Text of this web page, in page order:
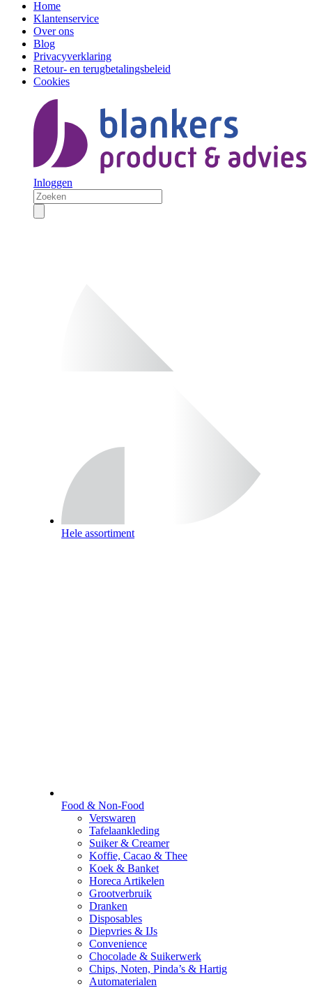
Home
Klantenservice
Over ons
Blog
Privacyverklaring
Retour- en terugbetalingsbeleid
Cookies
Inloggen
Hele assortiment
Food & Non-Food
Verswaren
Tafelaankleding
Suiker & Creamer
Koffie, Cacao & Thee
Koek & Banket
Horeca Artikelen
Grootverbruik
Dranken
Disposables
Diepvries & IJs
Convenience
Chocolade & Suikerwerk
Chips, Noten, Pinda’s & Hartig
Automaterialen